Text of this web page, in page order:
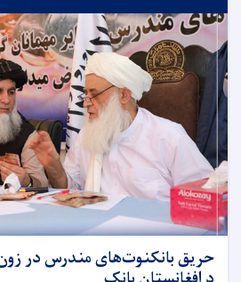
حریق بانکنوت‌های مندرس در